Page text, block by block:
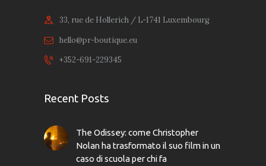
33, rue de Hollerich / L-1741 Luxembourg
hello@pr-boutique.eu
+352-691-229345
Recent Posts
The Odissey: come Christopher
Nolan ha trasformato il suo film in un
caso di scuola per chi fa